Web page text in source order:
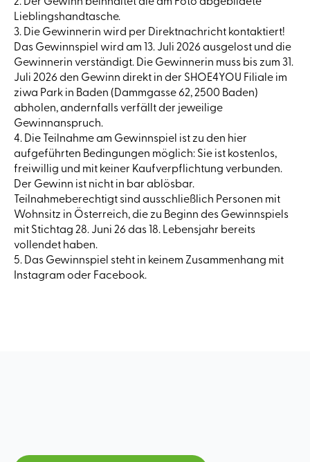
Lieblingshandtasche.
3. Die Gewinnerin wird per Direktnachricht kontaktiert!
Das Gewinnspiel wird am 13. Juli 2026 ausgelost und die
Gewinnerin verständigt. Die Gewinnerin muss bis zum 31.
Juli 2026 den Gewinn direkt in der SHOE4YOU Filiale im
ziwa Park in Baden (Dammgasse 62, 2500 Baden)
abholen, andernfalls verfällt der jeweilige
Gewinnanspruch.
4. Die Teilnahme am Gewinnspiel ist zu den hier
aufgeführten Bedingungen möglich: Sie ist kostenlos,
freiwillig und mit keiner Kaufverpflichtung verbunden.
Der Gewinn ist nicht in bar ablösbar.
Teilnahmeberechtigt sind ausschließlich Personen mit
Wohnsitz in Österreich, die zu Beginn des Gewinnspiels
mit Stichtag 28. Juni 26 das 18. Lebensjahr bereits
vollendet haben.
5. Das Gewinnspiel steht in keinem Zusammenhang mit
Instagram oder Facebook.